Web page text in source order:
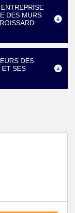
DES MURS
DES
ET SES